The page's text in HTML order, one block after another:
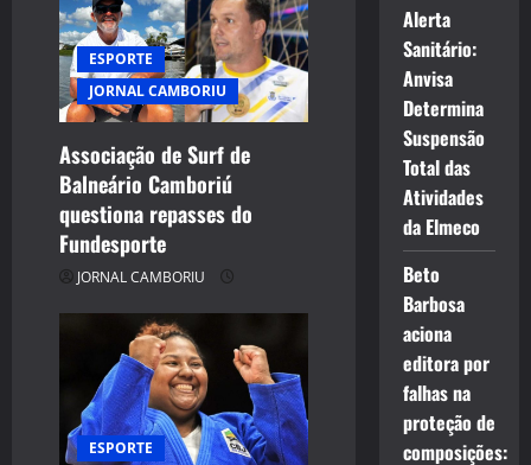
ESPORTE
JORNAL CAMBORIU
Associação de Surf de
Balneário Camboriú
questiona repasses do
Fundesporte
JORNAL CAMBORIU
ESPORTE
Alerta
Sanitário:
Anvisa
Determina
Suspensão
Total das
Atividades
da Elmeco
Beto
Barbosa
aciona
editora por
falhas na
proteção de
composições: